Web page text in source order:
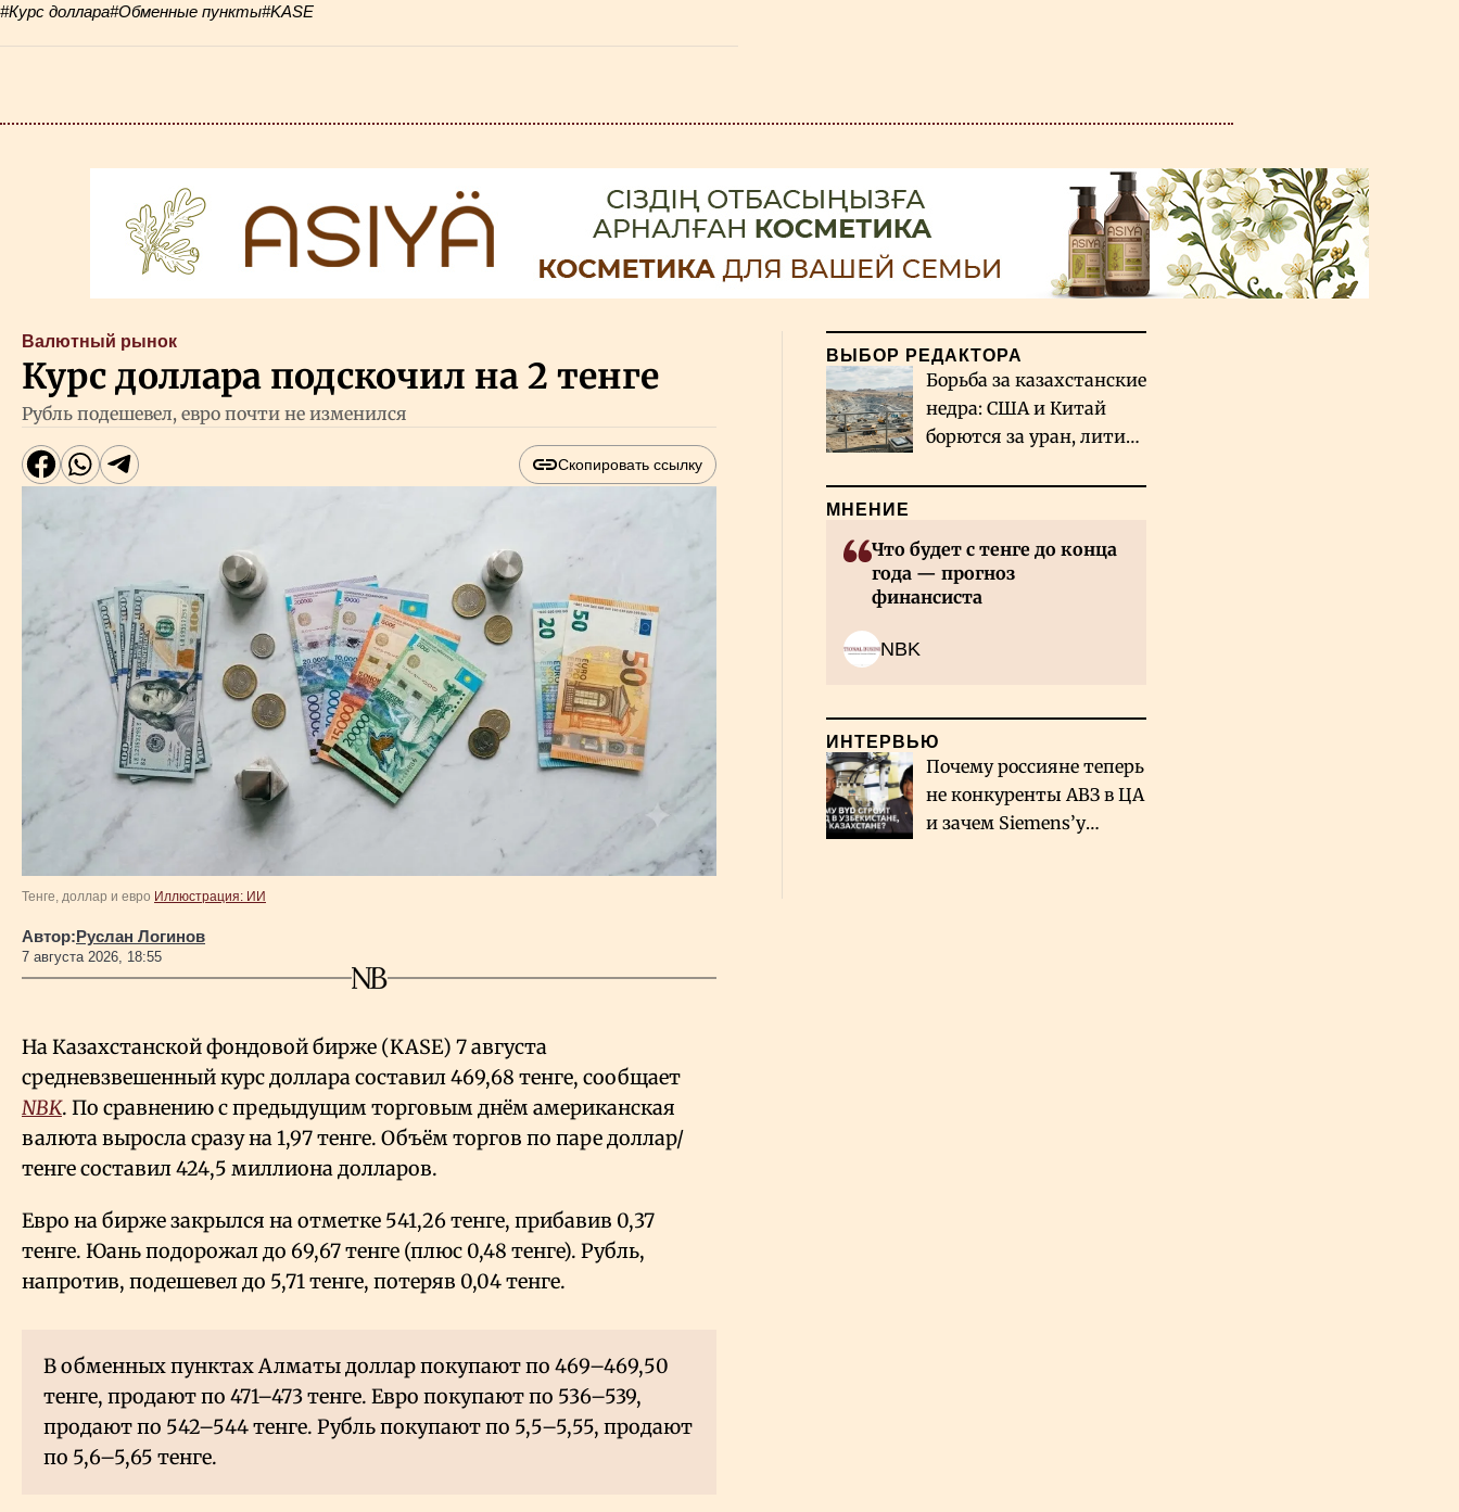
#Курс доллара#Обменные пункты#KASE
Валютный рынок
Курс доллара подскочил на 2 тенге
Рубль подешевел, евро почти не изменился
Скопировать ссылку
Тенге, доллар и евро Иллюстрация: ИИ
Автор:Руслан Логинов
7 августа 2026, 18:55
На Казахстанской фондовой бирже (KASE) 7 августа
средневзвешенный курс доллара составил 469,68 тенге, сообщает
NBK. По сравнению с предыдущим торговым днём американская
валюта выросла сразу на 1,97 тенге. Объём торгов по паре доллар/
тенге составил 424,5 миллиона долларов.
Евро на бирже закрылся на отметке 541,26 тенге, прибавив 0,37
тенге. Юань подорожал до 69,67 тенге (плюс 0,48 тенге). Рубль,
напротив, подешевел до 5,71 тенге, потеряв 0,04 тенге.
В обменных пунктах Алматы доллар покупают по 469–469,50
тенге, продают по 471–473 тенге. Евро покупают по 536–539,
продают по 542–544 тенге. Рубль покупают по 5,5–5,55, продают
по 5,6–5,65 тенге.
ВЫБОР РЕДАКТОРА
Борьба за казахстанские
недра: США и Китай
борются за уран, литий
МНЕНИЕ
Что будет с тенге до конца
года — прогноз
финансиста
NBK
ИНТЕРВЬЮ
Почему россияне теперь
не конкуренты АВЗ в ЦА
и зачем Siemens’у